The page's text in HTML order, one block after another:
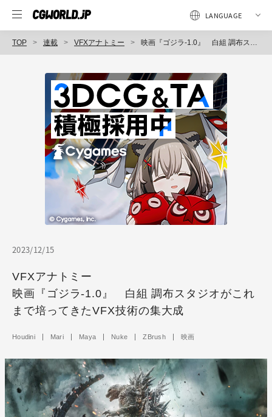
TOP 連載 VFXアナトミー 映画『ゴジラ-1.0』 白組 調布スタジオがこれまで培ってきたVFX技術の集大成
2023/12/15
VFXアナトミー
映画『ゴジラ-1.0』 白組 調布スタジオがこれ
まで培ってきたVFX技術の集大成
Houdini Mari Maya Nuke ZBrush 映画